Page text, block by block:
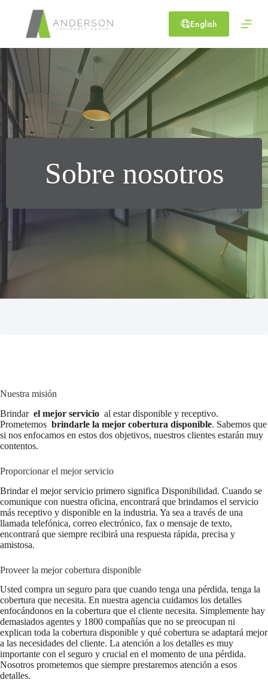
English
Sobre nosotros
Nuestra misión
Brindar el mejor servicio al estar disponible y receptivo.
Prometemos brindarle la mejor cobertura disponible. Sabemos que
si nos enfocamos en estos dos objetivos, nuestros clientes estarán muy
contentos.
Proporcionar el mejor servicio
Brindar el mejor servicio primero significa Disponibilidad. Cuando se
comunique con nuestra oficina, encontrará que brindamos el servicio
más receptivo y disponible en la industria. Ya sea a través de una
llamada telefónica, correo electrónico, fax o mensaje de texto,
encontrará que siempre recibirá una respuesta rápida, precisa y
amistosa.
Proveer la mejor cobertura disponible
Usted compra un seguro para que cuando tenga una pérdida, tenga la
cobertura que necesita. En nuestra agencia cuidamos los detalles
enfocándonos en la cobertura que el cliente necesita. Simplemente hay
demasiados agentes y 1800 compañías que no se preocupan ni
explican toda la cobertura disponible y qué cobertura se adaptará mejor
a las necesidades del cliente. La atención a los detalles es muy
importante con el seguro y crucial en el momento de una pérdida.
Nosotros prometemos que siempre prestaremos atención a esos
detalles.